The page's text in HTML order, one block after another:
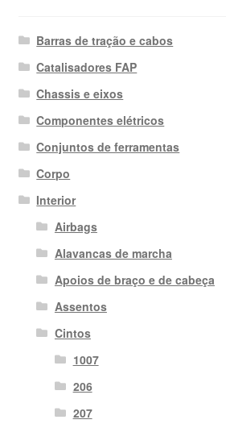
Barras de tração e cabos
Catalisadores FAP
Chassis e eixos
Componentes elétricos
Conjuntos de ferramentas
Corpo
Interior
Airbags
Alavancas de marcha
Apoios de braço e de cabeça
Assentos
Cintos
1007
206
207